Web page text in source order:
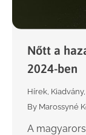
Nőtt a
2024-ben
Hírek Kiadvány,
By Marossyné
A